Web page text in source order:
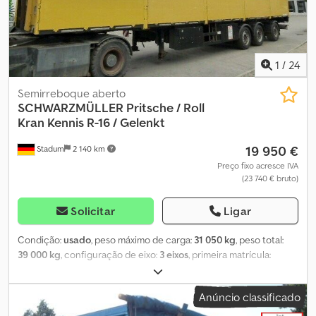
1 / 24
Stadum 2 140 km
Semirreboque aberto
SCHWARZMÜLLER Pritsche / Roll
Kran Kennis R-16 / Gelenkt
19 950 €
Preço fixo acresce IVA
(23 740 € bruto)
Solicitar Ligar
Condição:usado, peso máximo de carga: 31 050 kg, peso total:
39 000 kg , configuração de eixo: 3 eixos , primeira matrícula:
, comprimento do espaço de carga:
do espaço de carga:2 480 mm, altura do espaço de carga:1 000
, Ano de fabrico: 2009, Reboque plataforma Schwarzmüller
Anúncio classificado